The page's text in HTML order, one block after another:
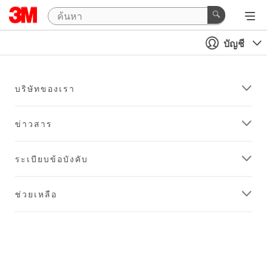
บัญชี
บริษัทของเรา
ข่าวสาร
ระเบียบข้อบังคับ
ช่วยเหลือ